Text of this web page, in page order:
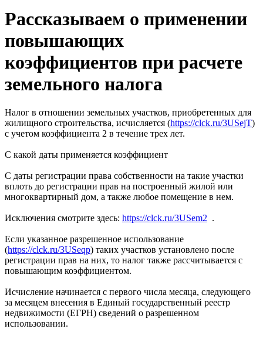
Рассказываем о применении
повышающих
коэффициентов при расчете
земельного налога
Налог в отношении земельных участков, приобретенных для
жилищного строительства, исчисляется (https://clck.ru/3USejT)
с учетом коэффициента 2 в течение трех лет.
С какой даты применяется коэффициент
С даты регистрации права собственности на такие участки
вплоть до регистрации прав на построенный жилой или
многоквартирный дом, а также любое помещение в нем.
Исключения смотрите здесь: https://clck.ru/3USem2 .
Если указанное разрешенное использование
(https://clck.ru/3USeqp) таких участков установлено после
регистрации прав на них, то налог также рассчитывается с
повышающим коэффициентом.
Исчисление начинается с первого числа месяца, следующего
за месяцем внесения в Единый государственный реестр
недвижимости (ЕГРН) сведений о разрешенном
использовании.